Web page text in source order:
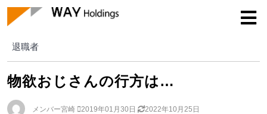
退職者
退職者
物欲おじさんの行方は…
メンバー宮崎 2019年01月30日 2022年10月25日